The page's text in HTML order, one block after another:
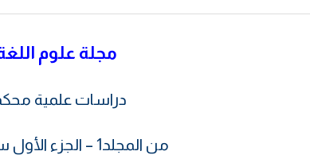
مجلة علوم
دراسات علمية
من المجلد1 – الجزء الأول سنة 1998